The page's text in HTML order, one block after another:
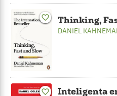
favorite_border Thinking,
DANIEL
favorite_border Inteligenta